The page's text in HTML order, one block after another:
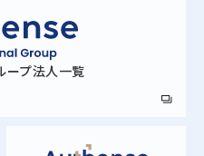
ープ法人一覧